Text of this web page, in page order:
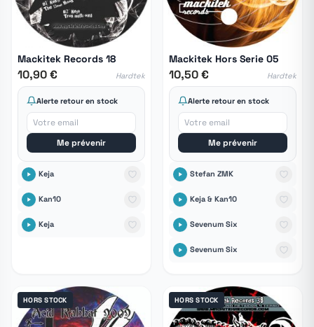
Mackitek Records 18
10,90 € Hardtek
Alerte retour en stock
Me prévenir
Keja
Kan10
Keja
Mackitek Hors Serie 05
10,50 € Hardtek
Alerte retour en stock
Me prévenir
Stefan ZMK
Keja & Kan10
Sevenum Six
Sevenum Six
HORS STOCK HORS STOCK